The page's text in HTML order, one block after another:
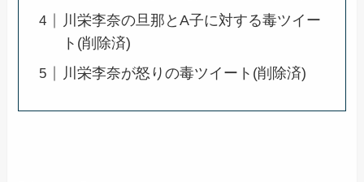
川栄李奈の旦那とA子に対する毒ツイー
ト(削除済)
川栄李奈が怒りの毒ツイート(削除済)